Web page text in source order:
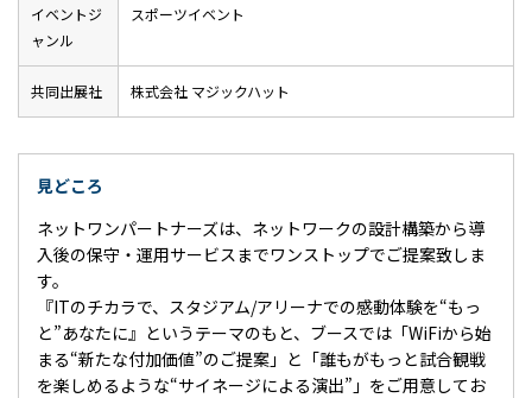
イベントジ
ャンル
スポーツイベント
共同出展社 株式会社 マジックハット
見どころ
ネットワンパートナーズは、ネットワークの設計構築から導
入後の保守・運用サービスまでワンストップでご提案致しま
す。
『ITのチカラで、スタジアム/アリーナでの感動体験を“もっ
と”あなたに』というテーマのもと、ブースでは「WiFiから始
まる“新たな付加価値”のご提案」と「誰もがもっと試合観戦
を楽しめるような“サイネージによる演出”」をご用意してお